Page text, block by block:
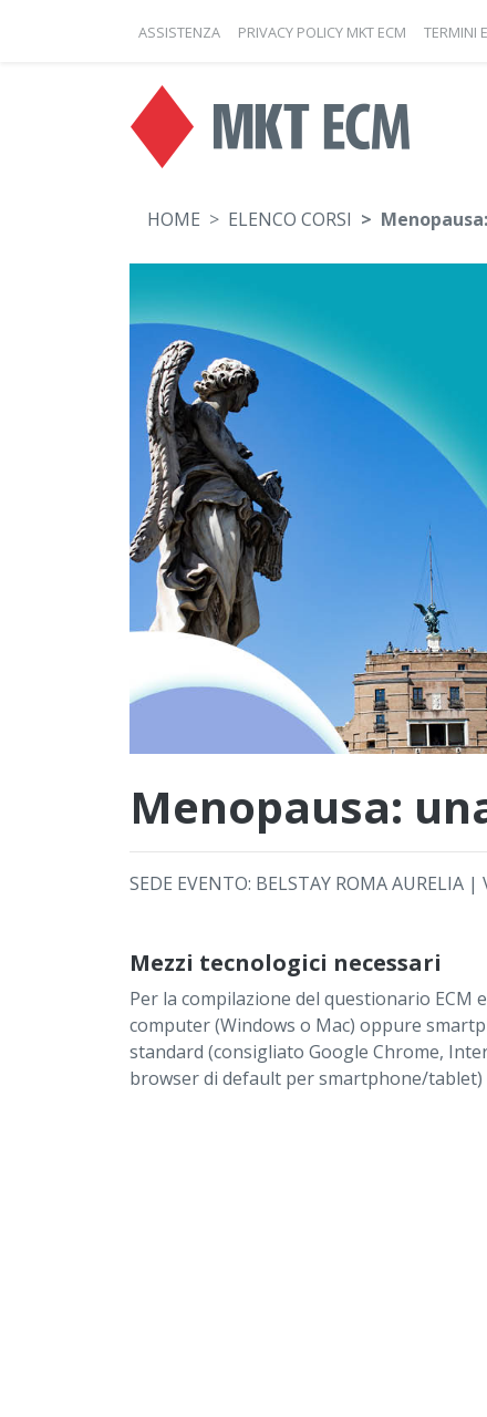
ASSISTENZA PRIVACY POLICY MKT ECM TERMINI
HOME ELENCO CORSI
Menopausa:
SEDE EVENTO: BELSTAY ROMA AURELIA
Mezzi tecnologici necessari
Per la compilazione del questionario
computer (Windows o Mac) oppure
standard (consigliato Google Chrome,
browser di default per smartphone/